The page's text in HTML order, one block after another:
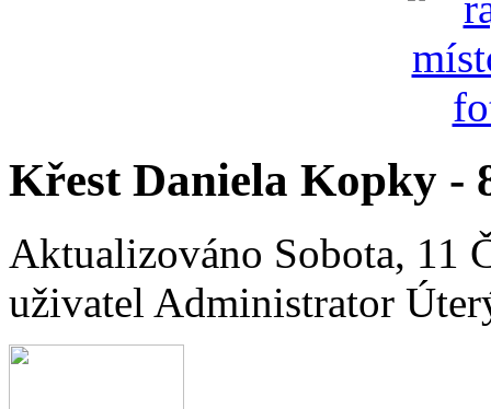
Křest Daniela Kopky -
Aktualizováno Sobota, 11
uživatel Administrator